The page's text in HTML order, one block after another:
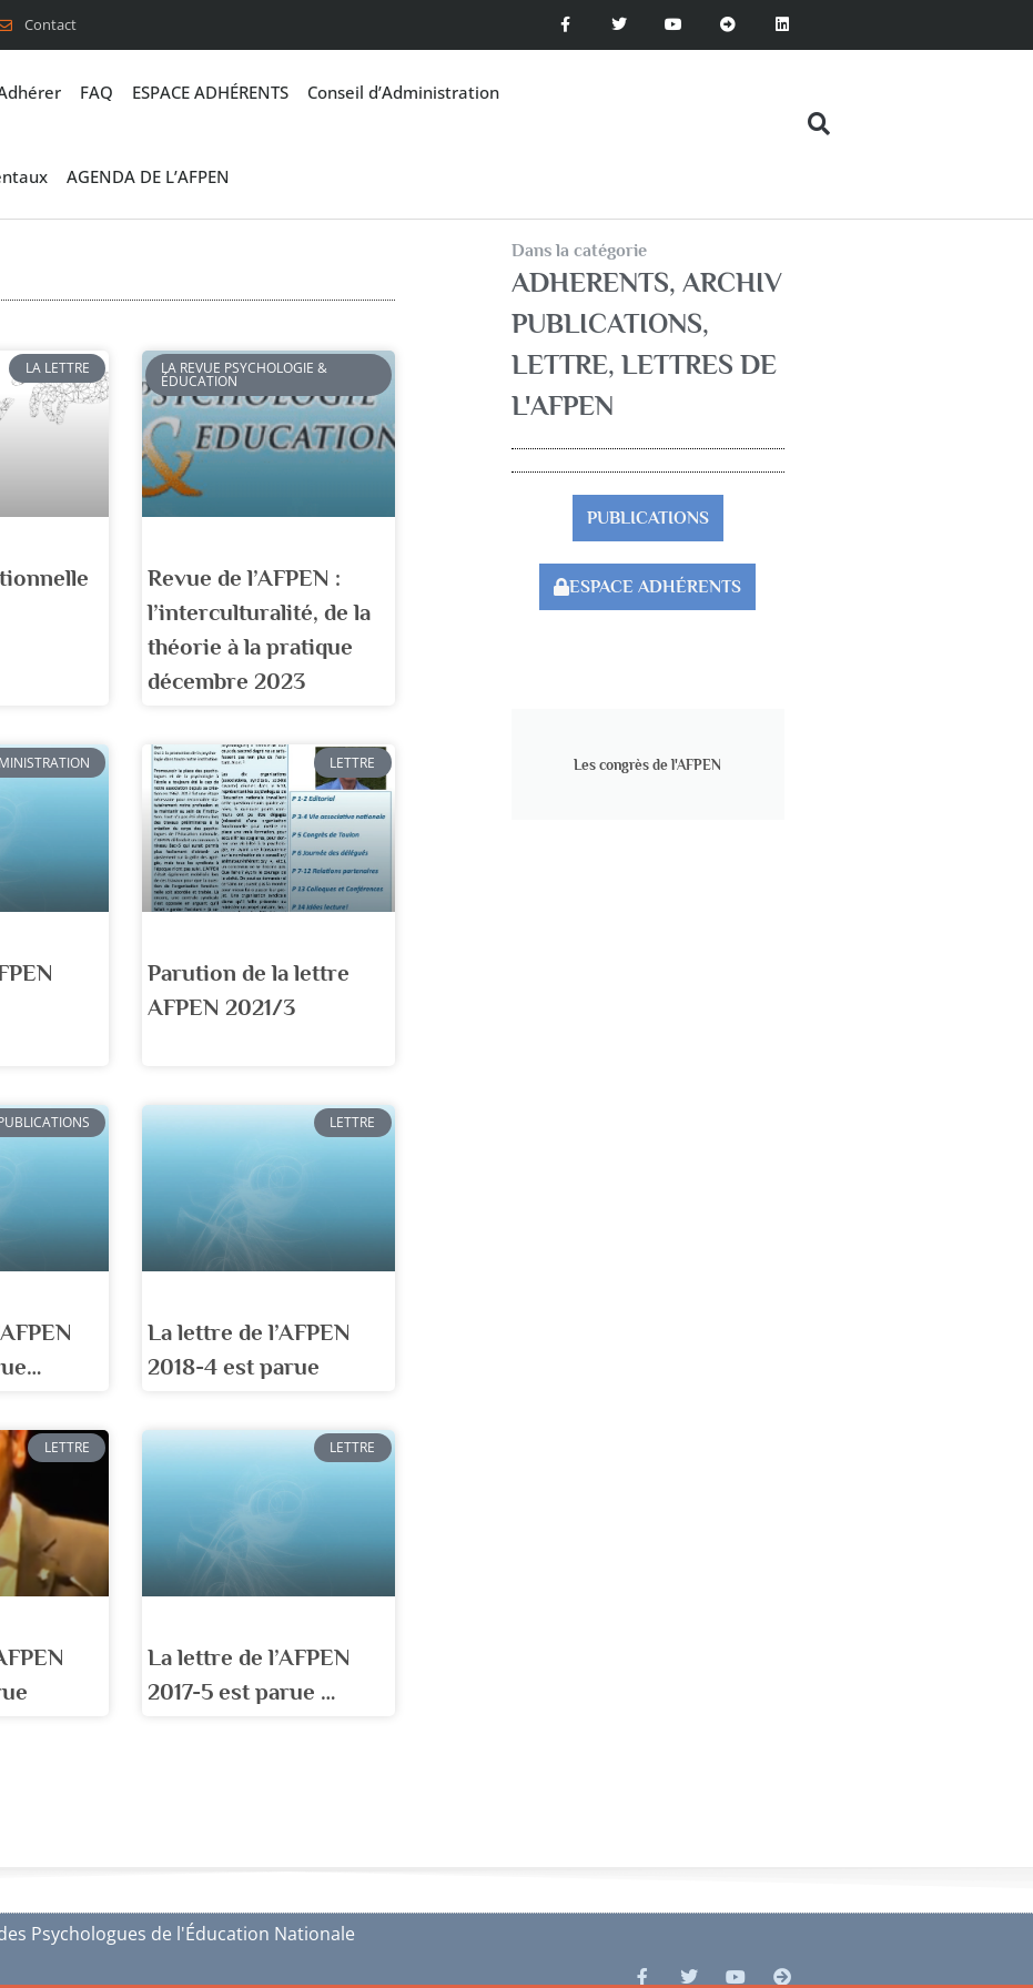
Contact
FAQ ESPACE ADHÉRENTS Conseil d’Administration
AGENDA DE L’AFPEN
LA LETTRE LA REVUE PSYCHOLOGIE &
ÉDUCATION
Revue de l’AFPEN :
l’interculturalité, de la
théorie à la pratique
décembre 2023
LETTRE
Parution de la lettre
AFPEN 2021/3
LETTRE
La lettre de l’AFPEN
2018-4 est parue
LETTRE LETTRE
La lettre de l’AFPEN
2017-5 est parue …
Dans la catégorie
ADHERENTS,ARCHIV
PUBLICATIONS,
LETTRE,LETTRES DE
L'AFPEN
PUBLICATIONS
ESPACE ADHÉRENTS
Les congrès de l'AFPEN
Psychologues de l'Éducation Nationale